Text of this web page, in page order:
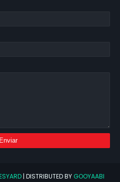
| DISTRIBUTED BY GOOYAABI